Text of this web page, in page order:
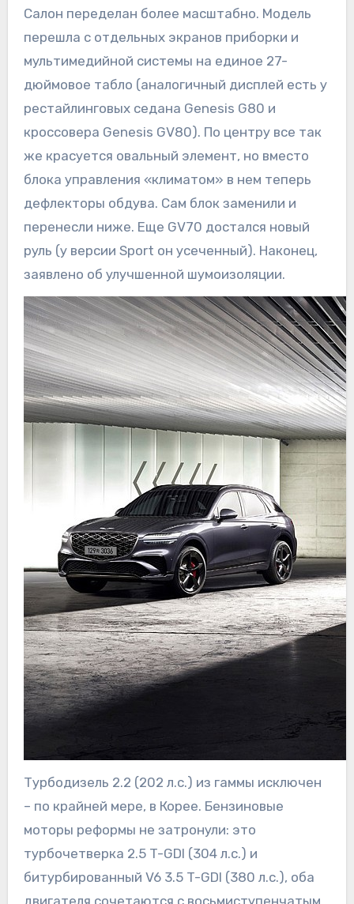
Салон переделан более масштабно. Модель
перешла с отдельных экранов приборки и
мультимедийной системы на единое 27-
дюймовое табло (аналогичный дисплей есть у
рестайлинговых седана Genesis G80 и
кроссовера Genesis GV80). По центру все так
же красуется овальный элемент, но вместо
блока управления «климатом» в нем теперь
дефлекторы обдува. Сам блок заменили и
перенесли ниже. Еще GV70 достался новый
руль (у версии Sport он усеченный). Наконец,
заявлено об улучшенной шумоизоляции.
Турбодизель 2.2 (202 л.с.) из гаммы исключен
– по крайней мере, в Корее. Бензиновые
моторы реформы не затронули: это
турбочетверка 2.5 T-GDI (304 л.с.) и
битурбированный V6 3.5 T-GDI (380 л.с.), оба